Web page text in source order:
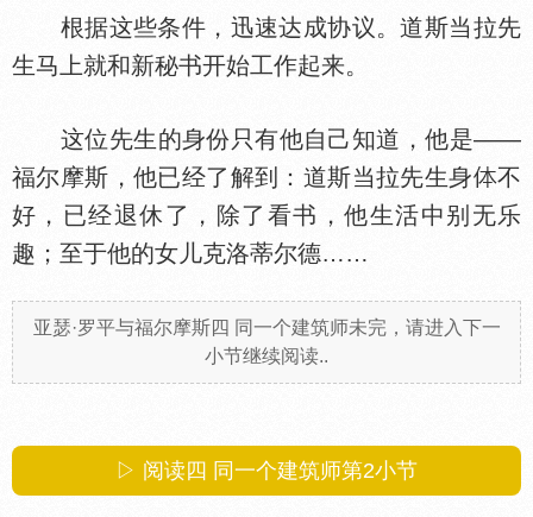
根据这些条件，迅速达成协议。道斯当拉先
生马上就和新秘书开始工作起来。
这位先生的身份只有他自己知道，他是——
福尔摩斯，他已经了解到：道斯当拉先生身
不
好，已经退休了，除了看书，他生活中别无乐
趣；至于他的女儿克洛蒂尔德……
亚瑟·罗平与福尔摩斯四 同一个建筑师未完，请进入下一
小节继续阅读..
▷ 阅读四 同一个建筑师第2小节